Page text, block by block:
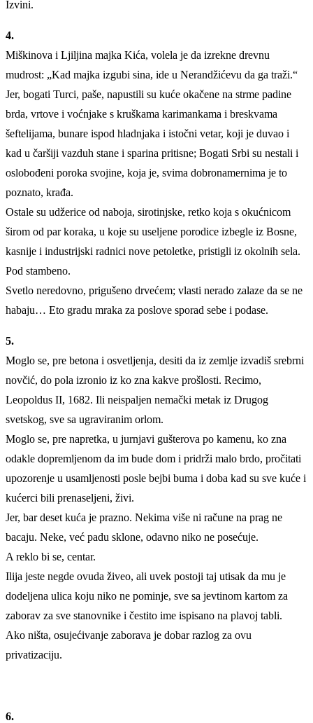
Izvini.
4.
Miškinova i Ljiljina majka Kića, volela je da izrekne drevnu
mudrost: „Kad majka izgubi sina, ide u Nerandžićevu da ga traži.“
Jer, bogati Turci, paše, napustili su kuće okačene na strme padine
brda, vrtove i voćnjake s kruškama karimankama i breskvama
šeftelijama, bunare ispod hladnjaka i istočni vetar, koji je duvao i
kad u čaršiji vazduh stane i sparina pritisne; Bogati Srbi su nestali i
oslobođeni poroka svojine, koja je, svima dobronamernima je to
poznato, krađa.
Ostale su udžerice od naboja, sirotinjske, retko koja s okućnicom
širom od par koraka, u koje su useljene porodice izbegle iz Bosne,
kasnije i industrijski radnici nove petoletke, pristigli iz okolnih sela.
Pod stambeno.
Svetlo neredovno, prigušeno drvećem; vlasti nerado zalaze da se ne
habaju… Eto gradu mraka za poslove sporad sebe i podase.
5.
Moglo se, pre betona i osvetljenja, desiti da iz zemlje izvadiš srebrni
novčić, do pola izronio iz ko zna kakve prošlosti. Recimo,
Leopoldus II, 1682. Ili neispaljen nemački metak iz Drugog
svetskog, sve sa ugraviranim orlom.
Moglo se, pre napretka, u jurnjavi gušterova po kamenu, ko zna
odakle dopremljenom da im bude dom i pridrži malo brdo, pročitati
upozorenje u usamljenosti posle bejbi buma i doba kad su sve kuće i
kućerci bili prenaseljeni, živi.
Jer, bar deset kuća je prazno. Nekima više ni račune na prag ne
bacaju. Neke, već padu sklone, odavno niko ne posećuje.
A reklo bi se, centar.
Ilija jeste negde ovuda živeo, ali uvek postoji taj utisak da mu je
dodeljena ulica koju niko ne pominje, sve sa jevtinom kartom za
zaborav za sve stanovnike i čestito ime ispisano na plavoj tabli.
Ako ništa, osujećivanje zaborava je dobar razlog za ovu
privatizaciju.
6.